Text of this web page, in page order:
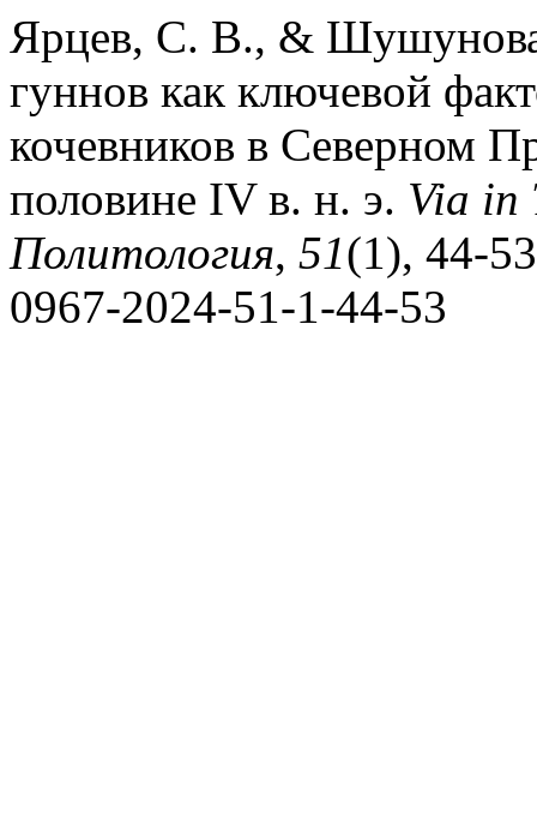
Ярцев, С. В., &
гуннов как ключевой
кочевников в Северном
половине IV в. н. э. Via in
Политология, 51(1), 44-
0967-2024-51-1-44-53